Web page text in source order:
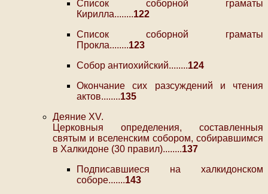
Список соборной граматы
Кирилла........122
Список соборной граматы
Прокла........123
Собор антиохийский........124
Окончание сих разсуждений и чтения
актов........135
Деяние XV.
Церковныя определения, составленныя
святым и вселенским собором, собиравшимся
в Халкидоне (30 правил)........137
Подписавшиеся на халкидонском
соборе.......143